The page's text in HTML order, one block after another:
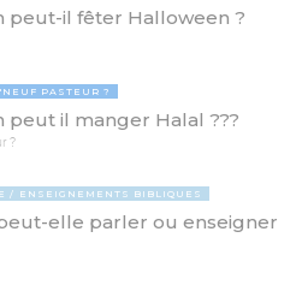
peut-il fêter Halloween ?
PASTEUR ?
peut il manger Halal ???
?
ENSEIGNEMENTS BIBLIQUES
elle parler ou enseigner